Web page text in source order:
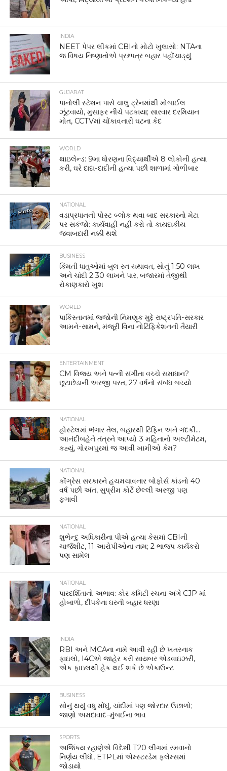
INDIA
NEET પેપર લીકમાં CBIનો મોટો ખુલાસો: NTAના
જ વિષય નિષ્ણાતોએ પ્રશ્નપત્ર બહાર પહોંચાડ્યું
GUJARAT
પાનોલી સ્ટેશન પાસે ચાલુ ટ્રેનમાંથી મોબાઈલ
ઝૂંટવાયો, મુસાફર નીચે પટકાયા; સારવાર દરમિયાન
મોત, CCTVમાં ચોંકાવનારી ઘટના કેદ
WORLD
થાઇલેન્ડ: 9મા ધોરણના વિદ્યાર્થીએ 8 લોકોની હત્યા
કરી, ઘરે દાદા-દાદીની હત્યા પછી શાળામાં ગોળીબાર
NATIONAL
વડાપ્રધાનની પોસ્ટ બ્લોક થવા બાદ સરકારનો મેટા
પર સકંજો: કાર્યવાહી નહીં કરો તો કાયદાકીય
જવાબદારી નક્કી થશે
BUSINESS
કિંમતી ધાતુઓમાં બુલ રન યથાવત, સોનું 1.50 લાખ
અને ચાંદી 2.30 લાખને પાર, બજારમાં તેજીથી
રોકાણકારો ખુશ
WORLD
પાકિસ્તાનમાં જજોની નિમણૂક મુદ્દે રાષ્ટ્રપતિ-સરકાર
આમને-સામને, મંજૂરી વિના નોટિફિકેશનની તૈયારી
ENTERTAINMENT
CM વિજય અને પત્ની સંગીતા વચ્ચે સમાધાન?
છૂટાછેડાની અરજી પરત, 27 વર્ષનો સંબંધ બચ્યો
NATIONAL
હોસ્ટેલમાં ભંગાર તેલ, બહારથી ટિફિન અને ગંદકી…
આનંદીબહેને તંત્રને આપ્યો 3 મહિનાનો અલ્ટીમેટમ,
કહ્યું, ગોરખપુરમાં જ આવી ખામીઓ કેમ?
NATIONAL
કોંગ્રેસ સરકારને હચમચાવનાર બોફોર્સ કાંડનો 40
વર્ષ પછી અંત, સુપ્રીમ કોર્ટે છેલ્લી અરજી પણ
ફગાવી
NATIONAL
શુભેન્દુ અધિકારીના પીએ હત્યા કેસમાં CBIની
ચાર્જશીટ, 11 આરોપીઓના નામ; 2 ભાજપ કાર્યકરો
પણ સામેલ
NATIONAL
પારદર્શિતાનો અભાવ: કોર કમિટી રચના અંગે CJP માં
હોબાળો, દીપકેના ઘરની બહાર ધરણા
INDIA
RBI અને MCAના નામે આવી રહી છે ખતરનાક
ફાઇલો, I4Cએ જાહેર કરી સાયબર એડવાઇઝરી,
એક ફાઇલથી હેક થઈ શકે છે એકાઉન્ટ
BUSINESS
સોનું થયું વધુ મોંઘું, ચાંદીમાં પણ જોરદાર ઉછાળો;
જાણો અમદાવાદ-મુંબઈના ભાવ
SPORTS
અજિંક્ય રહાણેએ વિદેશી T20 લીગમાં રમવાનો
નિર્ણય લીધો, ETPLમાં એમ્સ્ટરડેમ ફ્લેમ્સમાં
જોડાયો